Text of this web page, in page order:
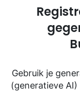
Gebruik je
(generatieve AI)